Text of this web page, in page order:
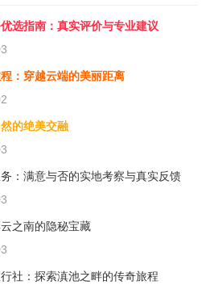
选指南：真实评价与专业建议
：穿越云端的美丽距离
的绝美交融
：满意与否的实地考察与真实反馈
之南的隐秘宝藏
社：探索滇池之畔的传奇旅程